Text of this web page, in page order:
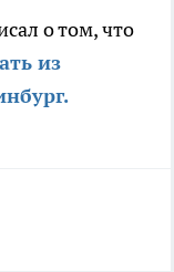
о том, что
из